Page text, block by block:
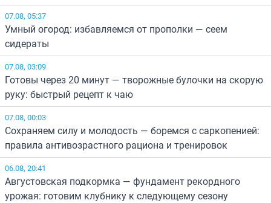
07.08, 05:37
Умный огород: избавляемся от прополки — сеем
сидераты
07.08, 03:09
Готовы через 20 минут — творожные булочки на скорую
руку: быстрый рецепт к чаю
07.08, 00:03
Сохраняем силу и молодость — боремся с саркопенией:
правила антивозрастного рациона и тренировок
06.08, 20:41
Августовская подкормка — фундамент рекордного
урожая: готовим клубнику к следующему сезону